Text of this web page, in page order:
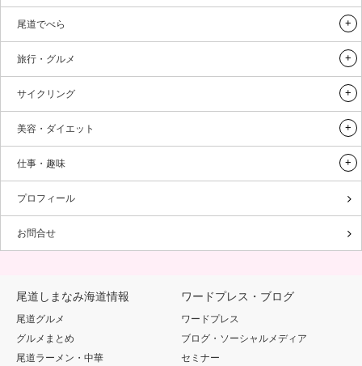
尾道でべら
旅行・グルメ
サイクリング
美容・ダイエット
仕事・趣味
プロフィール
お問合せ
尾道しまなみ海道情報
尾道グルメ
グルメまとめ
尾道ラーメン・中華
ワードプレス・ブログ
ワードプレス
ブログ・ソーシャルメディア
セミナー